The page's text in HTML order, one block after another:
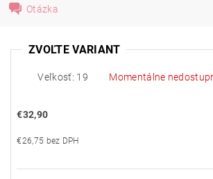
Otázka
ZVOĽTE VARIANT
Veľkosť: 19 Momentálne
€32,90
€26,75 bez DPH